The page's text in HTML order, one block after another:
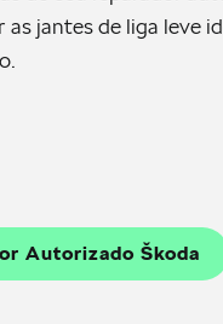
jantes de liga leve
Autorizado Škoda